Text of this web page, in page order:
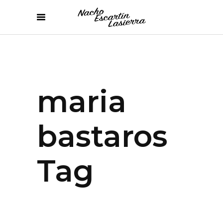
maria
bastaros
Tag